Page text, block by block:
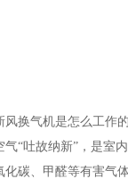
风换气机是怎么工作
气“吐故纳新”，是室
化碳、甲醛等有害气